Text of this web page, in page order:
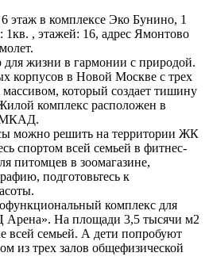
этаж в комплексе Эко Бунино, 1
1кв. , этажей: 16, адрес Ямонтово
жизни в гармонии с природой.
корпусов в Новой Москве с трех
который создает тишину
комплекс расположен в
МКАД.
можно решить на территории ЖК
спортом всей семьей в фитнес-
питомцев в зоомагазине,
подготовьтесь к
комплекс для
На площади 3,5 тысячи м2
всей семьей. А дети попробуют
из трех залов общефизической